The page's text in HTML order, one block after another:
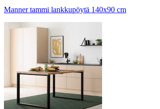
Manner tammi lankkupöytä 140x90 cm